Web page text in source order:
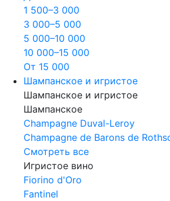
1 500–3 000
3 000–5 000
5 000–10 000
10 000–15 000
От 15 000
Шампанское и игристое
Шампанское и игристое
Шампанское
Champagne Duval-Leroy
Champagne de Barons de
Смотреть все
Игристое вино
Fiorino d'Oro
Fantinel